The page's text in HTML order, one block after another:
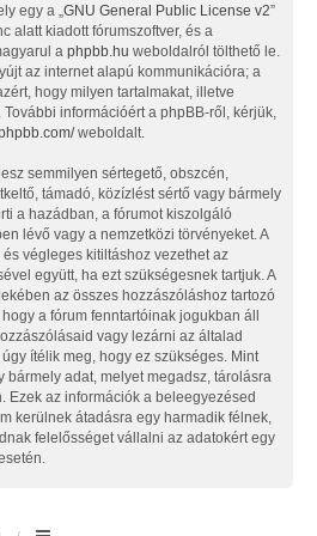
egy a „ GNU General Public License v2”
alatt kiadott fórumszoftver, és a
a phpbb.hu weboldalról tölthető le.
az internet alapú kommunikációra; a
hogy milyen tartalmakat, illetve
információért a phpBB-ről, kérjük,
weboldalt.
semmilyen sértegető, obszcén,
támadó, közízlést sértő vagy bármely
a hazádban, a fórumot kiszolgáló
lévő vagy a nemzetközi törvényeket. A
végleges kitiltáshoz vezethet az
együtt, ha ezt szükségesnek tartjuk. A
az összes hozzászóláshoz tartozó
a fórum fenntartóinak jogukban áll
vagy lezárni az általad
ítélik meg, hogy ez szükséges. Mint
adat, melyet megadsz, tárolásra
Ezek az információk a beleegyezésed
kerülnek átadásra egy harmadik félnek,
felelősséget vállalni az adatokért egy